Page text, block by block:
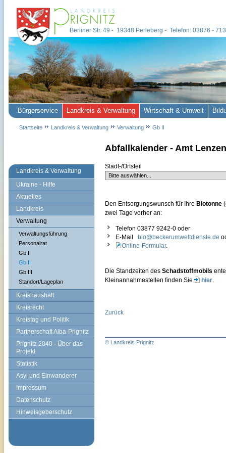
Landkreis & Verwaltung
Ukraine - Hilfe
Aktuelles
Landkreis
Verwaltung
Verwaltungsführung
Personalrat
Gb I
Gb II
Gb III
Standort/Lageplan
Kreishaushalt
Kreisrecht
Kreistag und Politik
Partnerschaft Alba-Prignitz
Prignitz 2040 - Über das
Projekt
Statistik
Asyl und Einwanderer
Impressum
Datenschutz
Hinweisgeberschutz
Abfallkalender - Amt
Stadt-/Ortsteil
Den Entsorgungswunsch für Ihre Biotonne
zwei Tage vorher an:
Telefon 03877 9242-0 oder
E-Mail
bio@beckerumweltdienste.de
Online-Formular.
Die Standzeiten des Schadstoffmobils
Kleinannahmestellen finden Sie
hier.
Zurück
© Landkreis Prignitz
Berliner Str. 49 - 19348 Perleberg - Telefon: 03876 -
Bürgerservice Landkreis & Verwaltung Wirtschaft & Umwelt
Startseite Landkreis & Verwaltung Verwaltung Gb II